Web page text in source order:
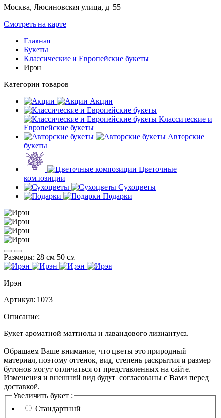
Москва, Люсиновская улица, д. 55
Смотреть на карте
Главная
Букеты
Классические и Европейские букеты
Ирэн
Категории товаров
Акции
Классические и
Европейские букеты
Авторские
букеты
Цветочные
композиции
Сухоцветы
Подарки
Размеры: 28 см 50 см
Ирэн
Артикул: 1073
Описание:
Букет ароматной маттиолы и лавандового лизиантуса.
Обращаем Ваше внимание, что цветы это природный
материал, поэтому оттенок, вид, степень раскрытия и размер
бутонов могут отличаться от представленных на сайте.
Изменения и внешний вид будут согласованы с Вами перед
доставкой.
Увеличить букет :
Стандартный